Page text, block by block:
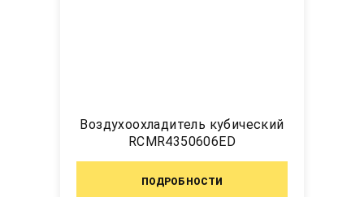
Воздухоохладитель кубический
RCMR4350606ED
ПОДРОБНОСТИ